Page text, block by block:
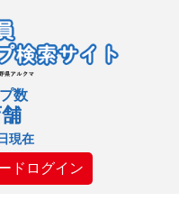
数
現在
ドログイン